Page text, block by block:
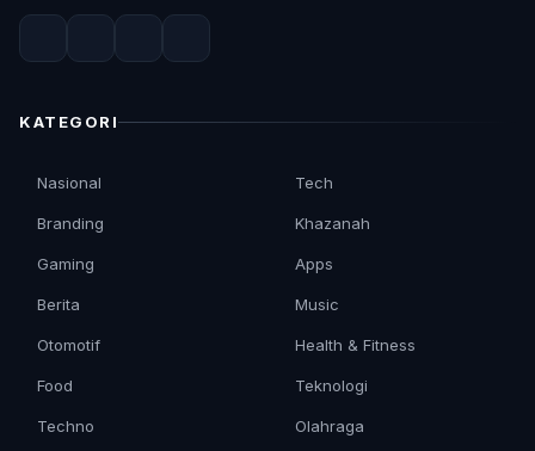
KATEGORI
Nasional
Branding
Gaming
Berita
Otomotif
Tech
Khazanah
Apps
Music
Health & Fitness
Food
Techno
Teknologi
Olahraga